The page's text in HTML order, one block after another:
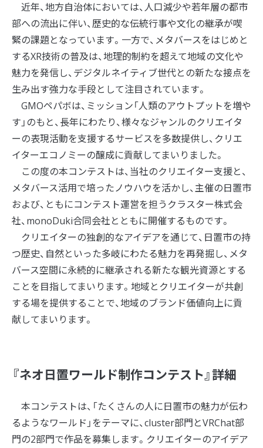
近年、地方自治体においては、人口減少や若年層の都市
部への流出に伴い、歴史的な伝統行事や文化の継承が喫
緊の課題となっています。一方で、メタバースをはじめと
するXR技術の普及は、地理的制約を超えて地域の文化や
魅力を発信し、デジタルネイティブ世代との新たな接点を
生み出す強力な手段として注目されています。
GMOペパボは、ミッション「人類のアウトプットを増や
す」のもと、長年にわたり、様々なジャンルのクリエイタ
ーの表現活動を支援するサービスを多数提供し、クリエ
イターエコノミーの醸成に貢献してまいりました。
この度の本コンテストは、当社のクリエイター支援と、
メタバース活用で培ったノウハウを活かし、主催の日置市
および、ともにコンテスト運営を担うクラスター株式会
社、monoDuki合同会社とともに開催するものです。
クリエイターの独創的なアイデアを通じて、日置市の持
つ歴史、自然といった多岐にわたる魅力を再発掘し、メタ
バース空間に永続的に継承される新たな観光資源とする
ことを目指してまいります。地域とクリエイターが共創
する場を提供することで、地域のブランド価値向上に貢
献してまいります。
『ネオ日置ワールド制作コンテスト』詳細
本コンテストは、「たくさんの人に日置市の魅力が伝わ
るようなワールド」をテーマに、cluster部門とVRChat部
門の2部門で作品を募集します。クリエイターのアイデア